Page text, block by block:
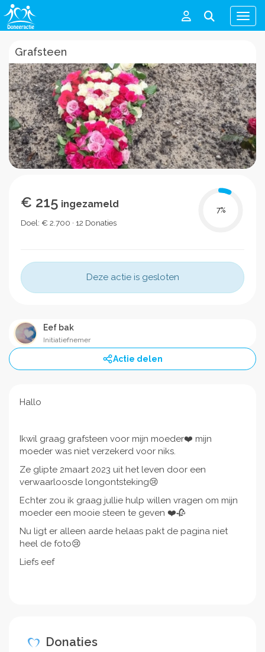
Menu
Grafsteen
€ 215 ingezameld
Doel: € 2.700 · 12 Donaties
7%
Deze actie is gesloten
Eef bak
Initiatiefnemer
Actie delen
Hallo
Ikwil graag grafsteen voor mijn moeder❤️ mijn
moeder was niet verzekerd voor niks.
Ze glipte 2maart 2023 uit het leven door een
verwaarloosde longontsteking😢
Echter zou ik graag jullie hulp willen vragen om mijn
moeder een mooie steen te geven ❤️🥀
Nu ligt er alleen aarde helaas pakt de pagina niet
heel de foto😢
Liefs eef
Donaties